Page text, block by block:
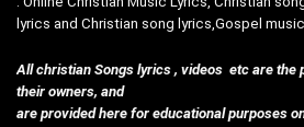
lyrics and Christian song lyrics,Gospel
All christian Songs lyrics , videos etc are the
their owners, and
are provided here for educational purposes